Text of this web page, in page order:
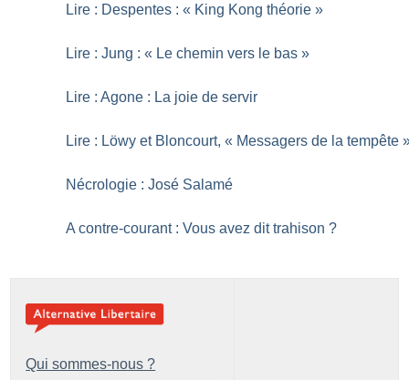
Lire : Despentes : « King Kong théorie »
Lire : Jung : « Le chemin vers le bas »
Lire : Agone : La joie de servir
Lire : Löwy et Bloncourt, « Messagers de la tempête
Nécrologie : José Salamé
A contre-courant : Vous avez dit trahison ?
Qui sommes-nous ?